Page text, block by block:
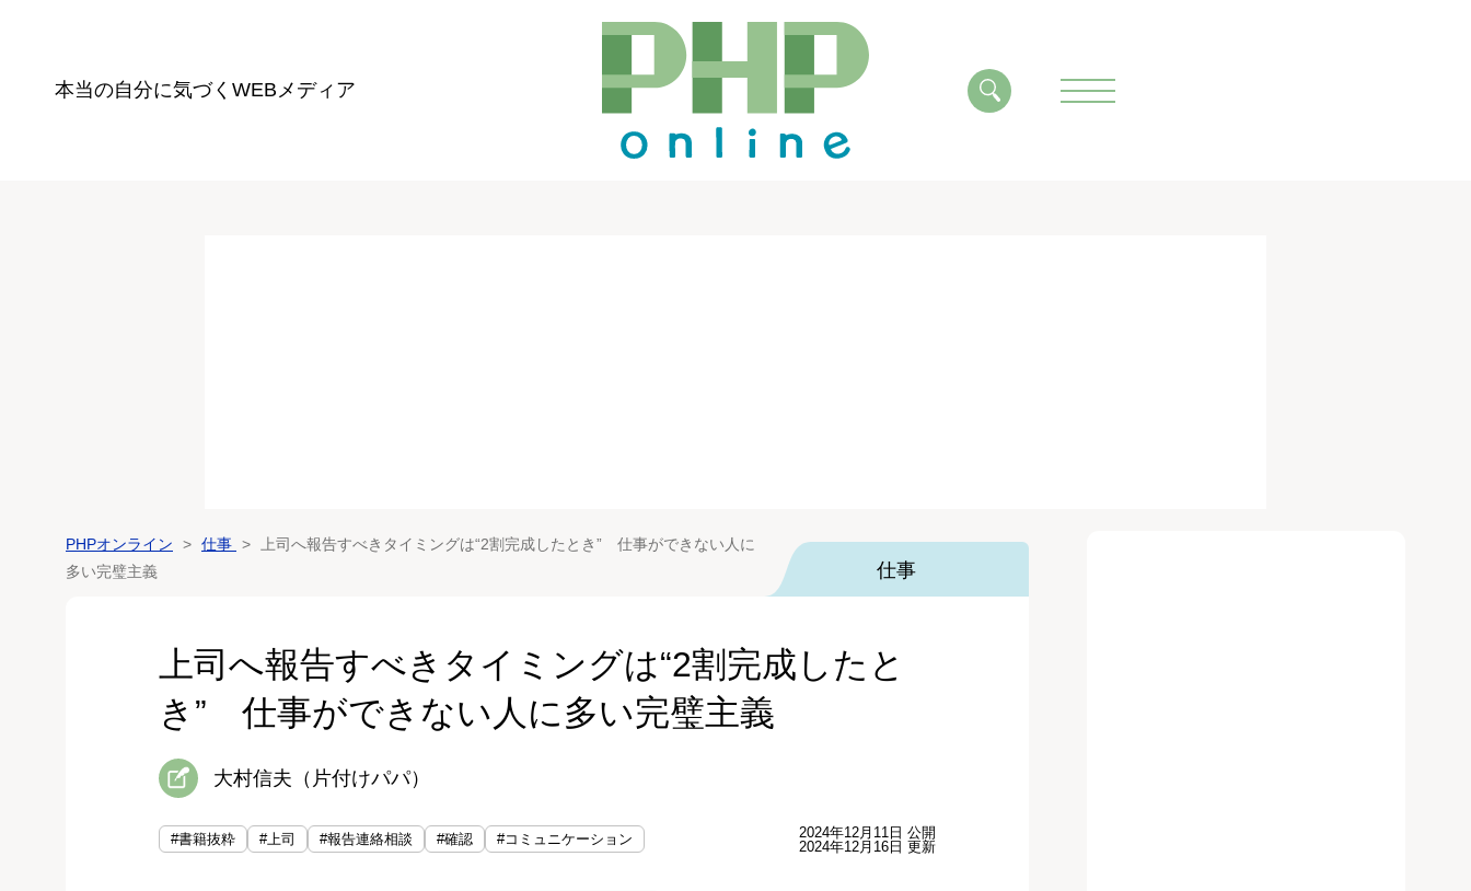
本当の自分に気づく WEBメディア
PHPオンライン 仕事
上司へ報告すべきタイミングは“2割完成したとき” 仕事ができない人に
多い完璧主義
仕事
上司へ報告すべきタイミングは“2割完成したと
き” 仕事ができない人に多い完璧主義
大村信夫（片付けパパ）
#書籍抜粋 #上司 #報告連絡相談 #確認 #コミュニケーション
2024年12月11日 公開
2024年12月16日 更新